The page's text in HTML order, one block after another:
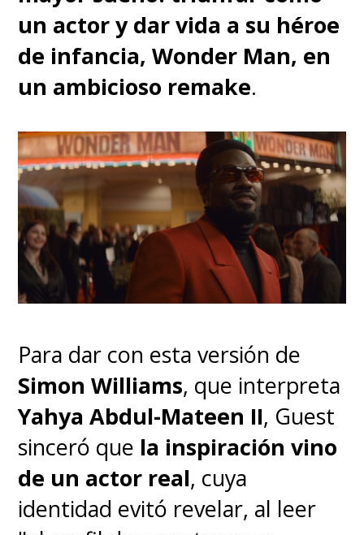
un actor y dar vida a su héroe
de infancia, Wonder Man, en
un ambicioso remake.
Para dar con esta versión de
Simon Williams, que interpreta
Yahya Abdul-Mateen II, Guest
sinceró que la inspiración vino
de un actor real, cuya
identidad evitó revelar, al leer